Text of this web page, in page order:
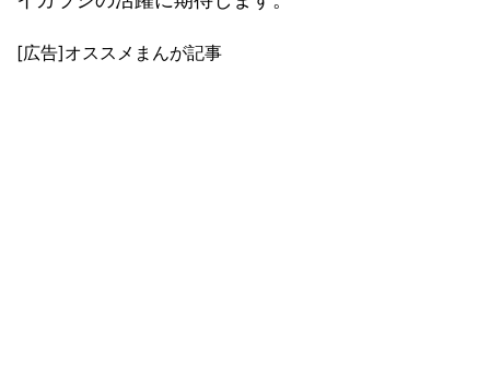
[広告]オススメまんが記事